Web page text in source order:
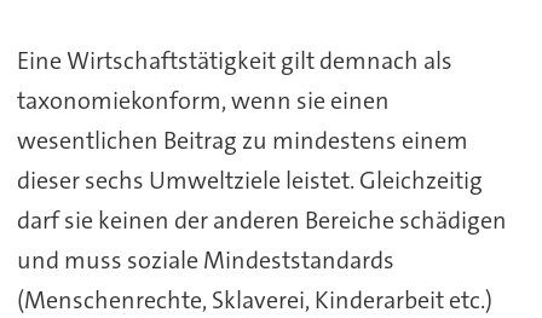
Eine Wirtschaftstätigkeit gilt demnach als
taxonomiekonform, wenn sie einen
wesentlichen Beitrag zu mindestens einem
dieser sechs Umweltziele leistet. Gleichzeitig
darf sie keinen der anderen Bereiche schädigen
und muss soziale Mindeststandards
(Menschenrechte, Sklaverei, Kinderarbeit etc.)